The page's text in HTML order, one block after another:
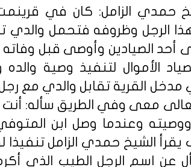
حمدي الزامل: كان في
الرجل وظروفه فتحمل والدي
أحد الصيادين وأوصى قبل
الأموال لتنفيذ وصية والده
القرية تقابل والدي مع رجل
معى وفي الطريق سأله:
وعندما وصل ابن
الشيخ حمدي الزامل تنفيذا
عن اسم الرجل الطيب الذي